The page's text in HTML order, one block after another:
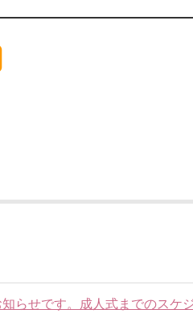
らせです。成人式までのスケ